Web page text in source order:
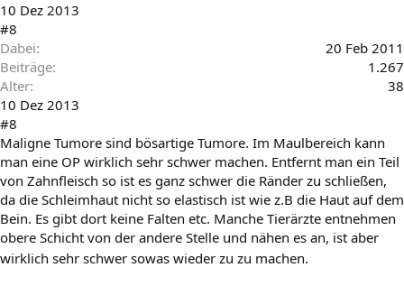
10 Dez 2013
#8
Dabei
20 Feb 2011
Beiträge
1.267
Alter
38
10 Dez 2013
#8
Maligne Tumore sind bösartige Tumore. Im Maulbereich kann
man eine OP wirklich sehr schwer machen. Entfernt man ein Teil
von Zahnfleisch so ist es ganz schwer die Ränder zu schließen,
da die Schleimhaut nicht so elastisch ist wie z.B die Haut auf dem
Bein. Es gibt dort keine Falten etc. Manche Tierärzte entnehmen
obere Schicht von der andere Stelle und nähen es an, ist aber
wirklich sehr schwer sowas wieder zu zu machen.